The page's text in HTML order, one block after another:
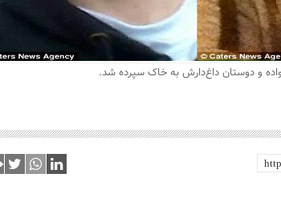
و دوستان داغ‌دارش به خاک سپرده شد.